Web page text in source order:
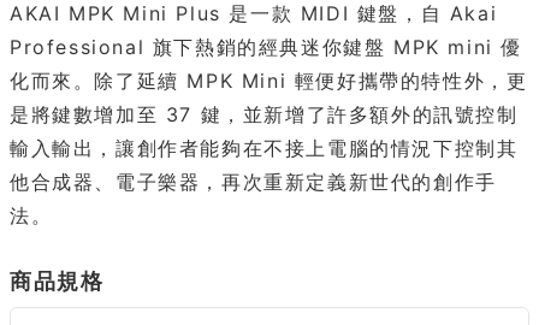
AKAI MPK Mini Plus 是一款 MIDI 鍵盤，自 Akai
Professional 旗下熱銷的經典迷你鍵盤 MPK mini 優
化而來。除了延續 MPK Mini 輕便好攜帶的特性外，更
是將鍵數增加至 37 鍵，並新增了許多額外的訊號控制
輸入輸出，讓創作者能夠在不接上電腦的情況下控制其
他合成器、電子樂器，再次重新定義新世代的創作手
法。
商品規格